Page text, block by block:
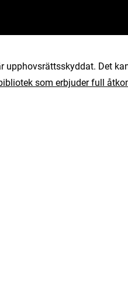
upphovsrättsskyddat. Det
som erbjuder full